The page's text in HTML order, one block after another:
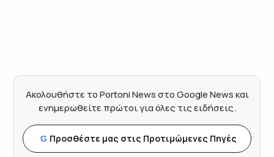
Ακολουθήστε το Portoni News στο Google News και
ενημερωθείτε πρώτοι για όλες τις ειδήσεις.
G Προσθέστε μας στις Προτιμώμενες Πηγές